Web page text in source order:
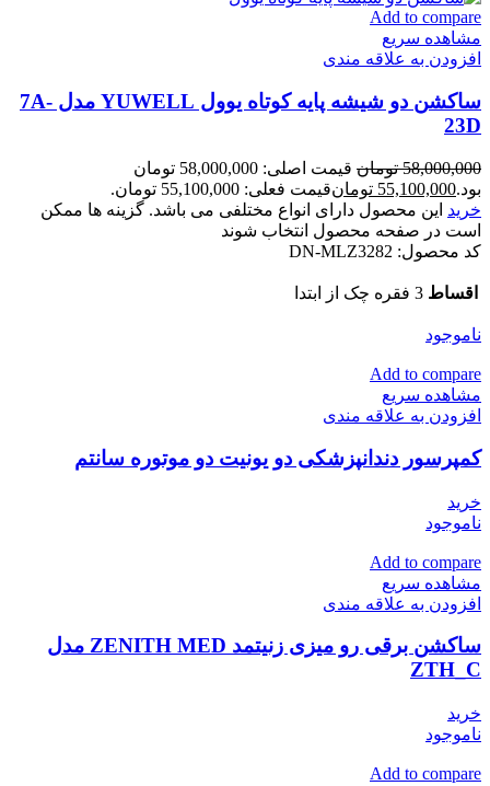
Add to compare
مشاهده سریع
افزودن به علاقه مندی
ساکشن دو شیشه پایه کوتاه یوول YUWELL مدل 7A-
23D
58,000,000 تومان
قیمت اصلی: 58,000,000 تومان
بود.55,100,000 تومانقیمت فعلی: 55,100,000 تومان.
خرید این محصول دارای انواع مختلفی می باشد. گزینه ها ممکن
است در صفحه محصول انتخاب شوند
کد محصول: DN-MLZ3282
اقساط 3 فقره چک از ابتدا
ناموجود
Add to compare
مشاهده سریع
افزودن به علاقه مندی
کمپرسور دندانپزشکی دو یونیت دو موتوره سانتم
خرید
ناموجود
Add to compare
مشاهده سریع
افزودن به علاقه مندی
ساکشن برقی رو میزی زنیتمد ZENITH MED مدل
ZTH_C
خرید
ناموجود
Add to compare